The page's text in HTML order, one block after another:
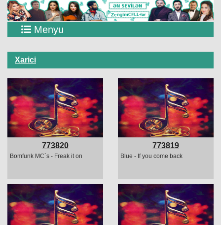
Menyu
Xarici
773820
Bomfunk MC`s - Freak it on
773819
Blue - If you come back